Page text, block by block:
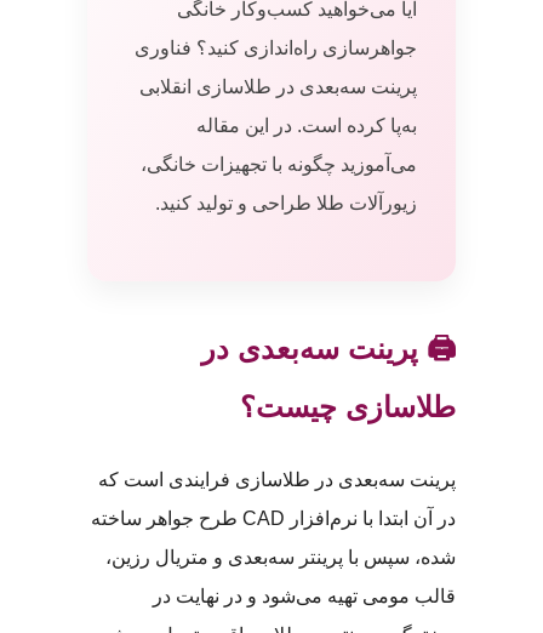
آیا می‌خواهید کسب‌وکار خانگی
جواهرسازی راه‌اندازی کنید؟ فناوری
پرینت سه‌بعدی در طلاسازی انقلابی
به‌پا کرده است. در این مقاله
می‌آموزید چگونه با تجهیزات خانگی،
زیورآلات طلا طراحی و تولید کنید.
🖨️ پرینت سه‌بعدی در
طلاسازی چیست؟
پرینت سه‌بعدی در طلاسازی فرایندی است که
در آن ابتدا با نرم‌افزار CAD طرح جواهر ساخته
شده، سپس با پرینتر سه‌بعدی و متریال رزین،
قالب مومی تهیه می‌شود و در نهایت در